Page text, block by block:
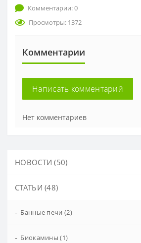
Комментарии: 0
Просмотры: 1372
Комментарии
Написать комментарий
Нет комментариев
НОВОСТИ (50)
СТАТЬИ (48)
- Банные печи (2)
- Биокамины (1)